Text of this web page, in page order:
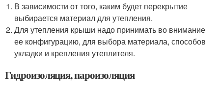
В зависимости от того, каким будет перекрытие
выбирается материал для утепления.
Для утепления крыши надо принимать во внимание
ее конфигурацию, для выбора материала, способов
укладки и крепления утеплителя.
Гидроизоляция, пароизоляция